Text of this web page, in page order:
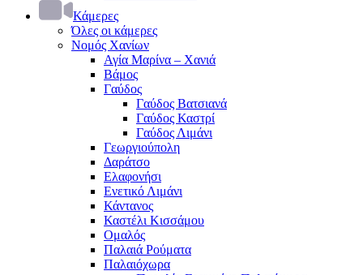
Κάμερες
Όλες οι κάμερες
Νομός Χανίων
Αγία Μαρίνα – Χανιά
Βάμος
Γαύδος
Γαύδος Βατσιανά
Γαύδος Καστρί
Γαύδος Λιμάνι
Γεωργιούπολη
Δαράτσο
Ελαφονήσι
Ενετικό Λιμάνι
Κάντανος
Καστέλι Κισσάμου
Ομαλός
Παλαιά Ρούματα
Παλαιόχωρα